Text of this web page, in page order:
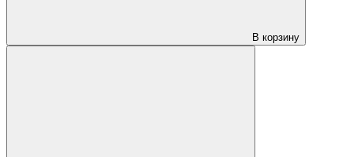
В корзину